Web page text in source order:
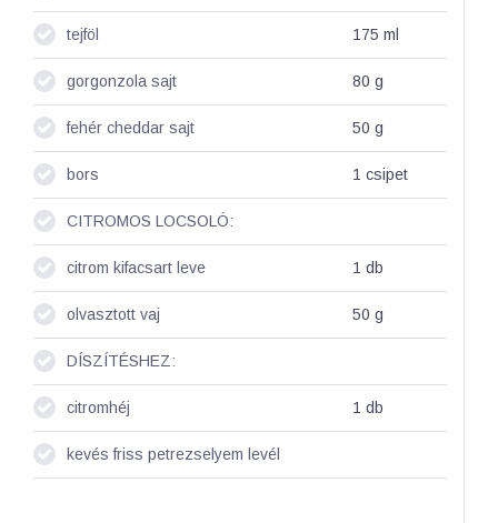
tejföl 175 ml
gorgonzola sajt 80 g
fehér cheddar sajt 50 g
bors 1 csipet
CITROMOS LOCSOLÓ:
citrom kifacsart leve 1 db
olvasztott vaj 50 g
DÍSZÍTÉSHEZ:
citromhéj 1 db
kevés friss petrezselyem levél